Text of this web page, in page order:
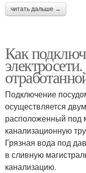
читать дальше →
Как
Подключение
осуществляется
расположенный под
канализационную
Грязная вода под
в сливную
канализацию.